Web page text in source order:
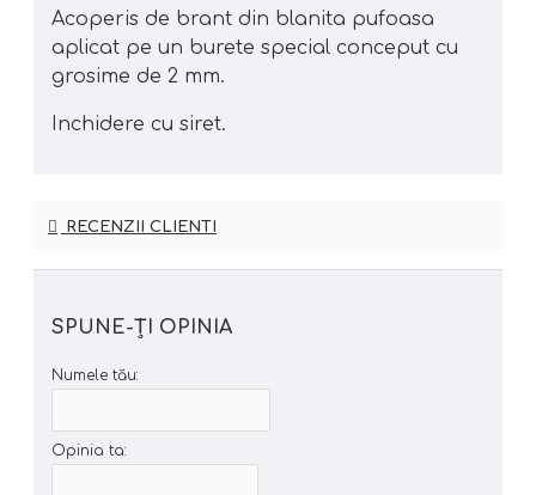
Acoperis de brant din blanita pufoasa
aplicat pe un burete special conceput cu
grosime de 2 mm.
Inchidere cu siret.
RECENZII CLIENTI
SPUNE-ŢI OPINIA
Numele tău:
Opinia ta: